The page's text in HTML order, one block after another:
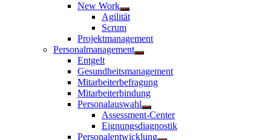
New Work
Untermenü
anzeigen
Agilität
Scrum
Projektmanagement
Personalmanagement
Untermenü
Entgelt
Gesundheitsmanagement
Mitarbeiterbefragung
Mitarbeiterbindung
Personalauswahl
Untermenü
anzeigen
Assessment-Center
Eignungsdiagnostik
Personalentwicklung